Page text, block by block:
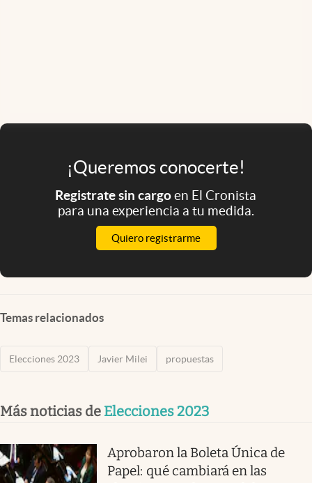
¡Queremos conocerte!
Registrate sin cargoen El Cronista
para una experiencia a tu medida.
Quiero registrarme
Temas relacionados
Elecciones 2023 Javier Milei propuestas
Más noticias de Elecciones 2023
Aprobaron la Boleta Única de
Papel: qué cambiará en las